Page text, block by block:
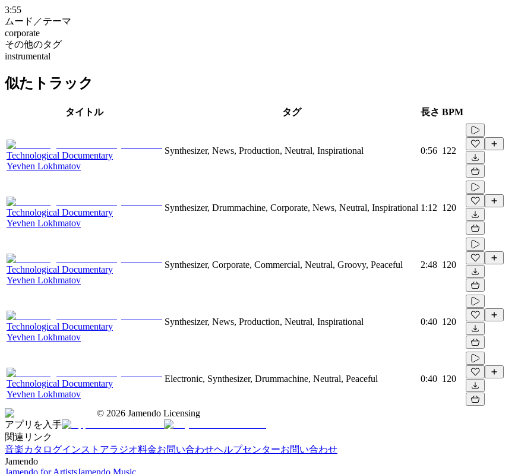
3:55
ムード／テーマ
corporate
その他のタグ
instrumental
似たトラック
タイトル タグ 長さ BPM
Technological Documentary
Yevhen Lokhmatov
Synthesizer, News, Production, Neutral, Inspirational 0:56 122
Technological Documentary
Yevhen Lokhmatov
Synthesizer, Drummachine, Corporate, News, Neutral, Inspirational 1:12 120
Technological Documentary
Yevhen Lokhmatov
Synthesizer, Corporate, Commercial, Neutral, Groovy, Peaceful 2:48 120
Technological Documentary
Yevhen Lokhmatov
Synthesizer, News, Production, Neutral, Inspirational 0:40 120
Technological Documentary
Yevhen Lokhmatov
Electronic, Synthesizer, Drummachine, Neutral, Peaceful 0:40 120
© 2026 Jamendo Licensing
アプリを入手
関連リンク
音楽カタログインストアラジオ料金お問い合わせヘルプセンターお問い合わせ
Jamendo
Jamendo for ArtistsJamendo Music